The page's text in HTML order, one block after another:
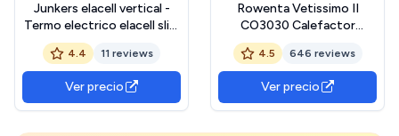
Junkers elacell vertical -
Termo electrico elacell slim
30l clase de eficiencia
energetica cs
4.4 11 reviews
Ver precio
Rowenta Vetissimo II
CO3030 Calefactor
funcionamiento a 1200 W o
2400 W, dos ajustes de
temperatura, termostato
mecánico, posición
antiescarcha, calefactor de
4.5 646 reviews
Ver precio